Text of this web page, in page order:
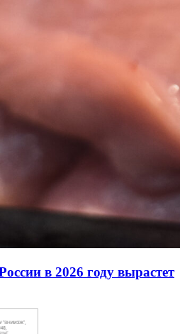
в 2026 году вырастет